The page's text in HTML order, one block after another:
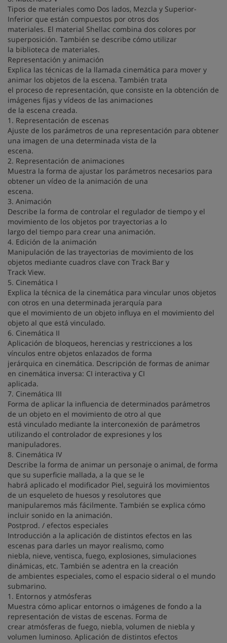
Tipos de materiales como Dos lados, Mezcla y Superior-
Inferior que están compuestos por otros dos
materiales. El material Shellac combina dos colores por
superposición. También se describe cómo utilizar
la biblioteca de materiales.
Representación y animación
Explica las técnicas de la llamada cinemática para mover y
animar los objetos de la escena. También trata
el proceso de representación, que consiste en la obtención de
imágenes fijas y vídeos de las animaciones
de la escena creada.
1. Representación de escenas
Ajuste de los parámetros de una representación para obtener
una imagen de una determinada vista de la
escena.
2. Representación de animaciones
Muestra la forma de ajustar los parámetros necesarios para
obtener un vídeo de la animación de una
escena.
3. Animación
Describe la forma de controlar el regulador de tiempo y el
movimiento de los objetos por trayectorias a lo
largo del tiempo para crear una animación.
4. Edición de la animación
Manipulación de las trayectorias de movimiento de los
objetos mediante cuadros clave con Track Bar y
Track View.
5. Cinemática I
Explica la técnica de la cinemática para vincular unos objetos
con otros en una determinada jerarquía para
que el movimiento de un objeto influya en el movimiento del
objeto al que está vinculado.
6. Cinemática II
Aplicación de bloqueos, herencias y restricciones a los
vínculos entre objetos enlazados de forma
jerárquica en cinemática. Descripción de formas de animar
en cinemática inversa: CI interactiva y CI
aplicada.
7. Cinemática III
Forma de aplicar la influencia de determinados parámetros
de un objeto en el movimiento de otro al que
está vinculado mediante la interconexión de parámetros
utilizando el controlador de expresiones y los
manipuladores.
8. Cinemática IV
Describe la forma de animar un personaje o animal, de forma
que su superficie mallada, a la que se le
habrá aplicado el modificador Piel, seguirá los movimientos
de un esqueleto de huesos y resolutores que
manipularemos más fácilmente. También se explica cómo
incluir sonido en la animación.
Postprod. / efectos especiales
Introducción a la aplicación de distintos efectos en las
escenas para darles un mayor realismo, como
niebla, nieve, ventisca, fuego, explosiones, simulaciones
dinámicas, etc. También se adentra en la creación
de ambientes especiales, como el espacio sideral o el mundo
submarino.
1. Entornos y atmósferas
Muestra cómo aplicar entornos o imágenes de fondo a la
representación de vistas de escenas. Forma de
crear atmósferas de fuego, niebla, volumen de niebla y
volumen luminoso. Aplicación de distintos efectos